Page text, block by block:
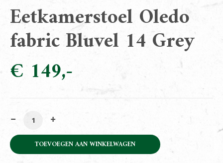
Eetkamerstoel Oledo
fabric Bluvel 14 Grey
€ 149
Eetkamerstoel Oledo fabric Bluvel 14 Grey aantal
TOEVOEGEN AAN WINKELWAGEN